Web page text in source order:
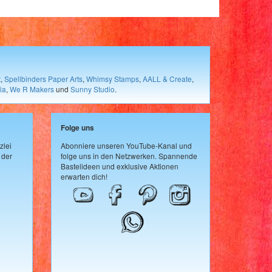
, Spellbinders Paper Arts, Whimsy Stamps, AALL & Create,
, We R Makersund Sunny Studio.
Folge uns
Abonniere unseren YouTube-Kanal und
folge uns in den Netzwerken. Spannende
Bastelideen und exklusive Aktionen
erwarten dich!